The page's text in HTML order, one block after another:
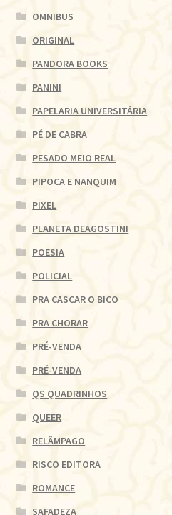
OMNIBUS
ORIGINAL
PANDORA BOOKS
PANINI
PAPELARIA UNIVERSITÁRIA
PÉ DE CABRA
PESADO MEIO REAL
PIPOCA E NANQUIM
PIXEL
PLANETA DEAGOSTINI
POESIA
POLICIAL
PRA CASCAR O BICO
PRA CHORAR
PRÉ-VENDA
PRÉ-VENDA
QS QUADRINHOS
QUEER
RELÂMPAGO
RISCO EDITORA
ROMANCE
SAFADEZA